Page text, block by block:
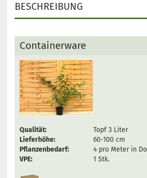
BESCHREIBUNG
Containerware
Qualität:
Topf 3 Liter
Lieferhöhe:
60-100 cm
Pflanzenbedarf:
4 pro Meter in
VPE:
1 Stk.